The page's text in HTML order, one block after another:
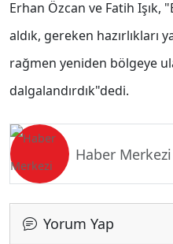
Erhan Özcan ve Fatih
aldık, gereken
rağmen yeniden bölgeye
dalgalandırdık"dedi.
Haber Merkezi
Yorum Yap